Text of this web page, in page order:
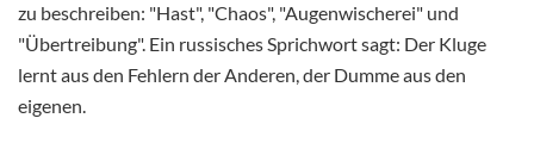
zu beschreiben: "Hast", "Chaos", "Augenwischerei" und
"Übertreibung". Ein russisches Sprichwort sagt: Der Kluge
lernt aus den Fehlern der Anderen, der Dumme aus den
eigenen.